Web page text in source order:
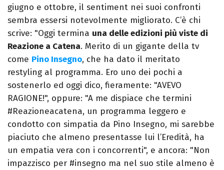
giugno e ottobre, il sentiment nei suoi confronti
sembra essersi notevolmente migliorato. C’è chi
scrive: "Oggi termina una delle edizioni più viste di
Reazione a Catena. Merito di un gigante della tv
come Pino Insegno, che ha dato il meritato
restyling al programma. Ero uno dei pochi a
sostenerlo ed oggi dico, fieramente: "AVEVO
RAGIONE!", oppure: "A me dispiace che termini
#Reazioneacatena, un programma leggero e
condotto con simpatia da Pino Insegno, mi sarebbe
piaciuto che almeno presentasse lui l’Eredità, ha
un empatia vera con i concorrenti", e ancora: "Non
impazzisco per #insegno ma nel suo stile almeno è